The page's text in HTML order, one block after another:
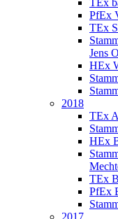
TEx
PfEx
TEx
Jens
HEx
2018
TEx
HEx
TEx
PfEx
2017